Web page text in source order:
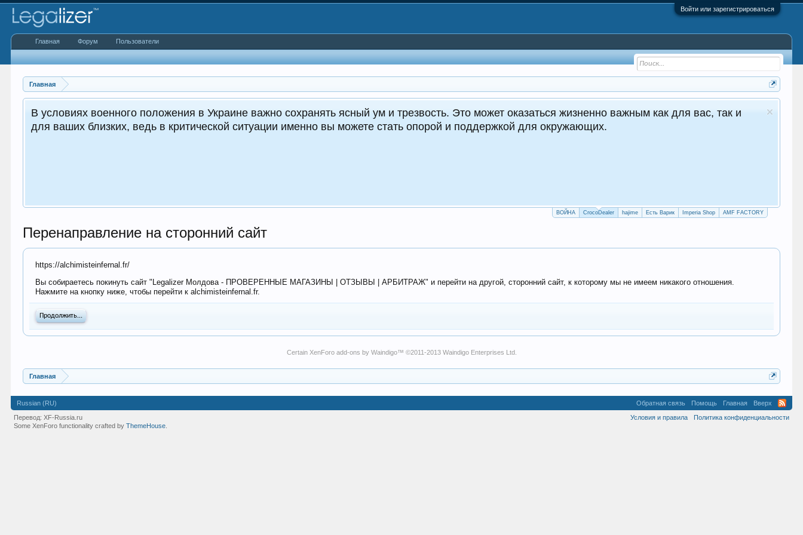
Войти или зарегистрироваться
Главная
жизненно важным как для вас, так и
для окружающих.
CrocoDealer - №1 в Молдове Сайт авто продаж
Круглосуточные продажи 24/7
ВОЙНА CrocoDealer hajime Есть Варик Imperia Shop AMF FACTORY
Перенаправление на сторонний сайт
https://alchimisteinfernal.fr/
Вы собираетесь покинуть сайт "Legalizer Молдова - ПРОВЕРЕННЫЕ МАГАЗИНЫ | ОТЗЫВЫ | АРБИТРАЖ" и перейти на другой, сторонний сайт, к которому мы не имеем никакого отношения.
Нажмите на кнопку ниже, чтобы перейти к alchimisteinfernal.fr.
Продолжить...
Certain XenForo add-ons by Waindigo™ ©2011-2013 Waindigo Enterprises Ltd.
Главная
Главная Форум Пользователи
Russian (RU) Обратная связь Помощь Главная
Вверх
Условия и правила
Политика конфиденциальности
Перевод:XF-Russia.ru
Some XenForo functionality crafted byThemeHouse